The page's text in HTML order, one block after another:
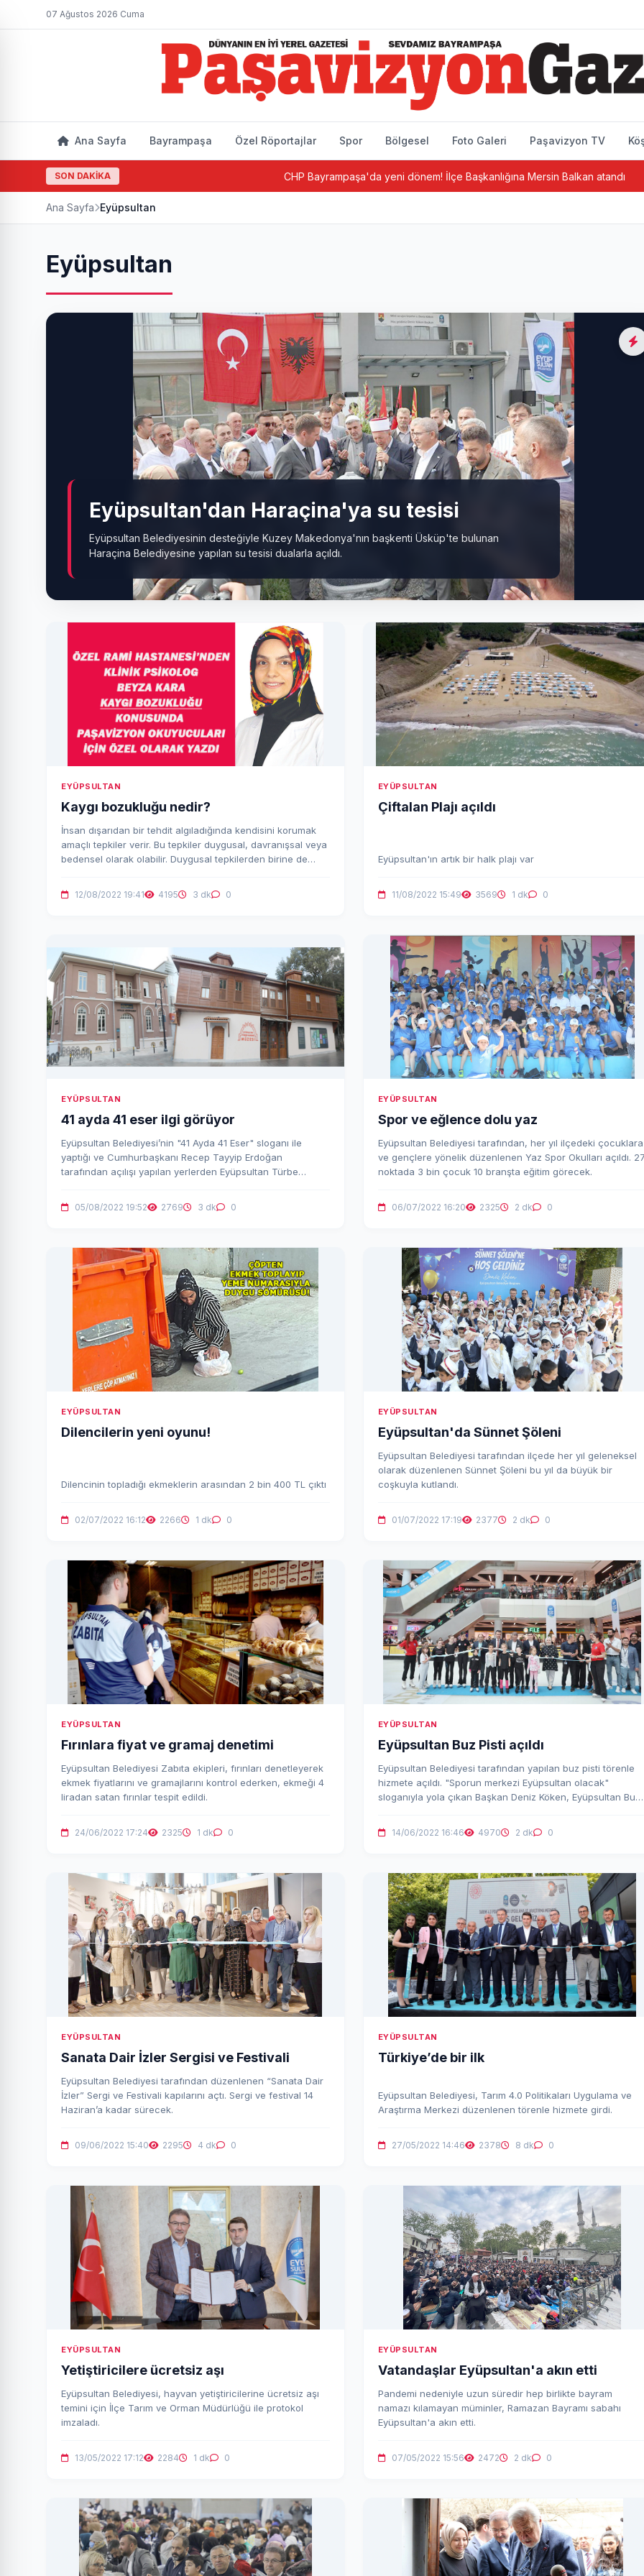
07 Ağustos 2026 Cuma
Ana Sayfa Bayrampaşa Özel Röportajlar Spor Bölgesel Foto Galeri Paşavizyon TV
SON DAKİKA CHP Bayrampaşa'da yeni dönem! İlçe Başkanlığına Mersin Balkan atandı Bayrampaşa
Ana Sayfa Eyüpsultan
Eyüpsultan
Eyüpsultan'dan Haraçina'ya su tesisi
Eyüpsultan Belediyesinin desteğiyle Kuzey Makedonya'nın başkenti Üsküp'te bulunan
Haraçina Belediyesine yapılan su tesisi dualarla açıldı.
EYÜPSULTAN
Kaygı bozukluğu nedir?
İnsan dışarıdan bir tehdit algıladığında kendisini korumak
amaçlı tepkiler verir. Bu tepkiler duygusal, davranışsal veya
bedensel olarak olabilir. Duygusal tepkilerden birine de
12/08/2022 19:41 4195 3 dk 0
EYÜPSULTAN
Çiftalan Plajı açıldı
Eyüpsultan'ın artık bir halk plajı var
11/08/2022 15:49 3569 1 dk 0
EYÜPSULTAN
41 ayda 41 eser ilgi görüyor
Eyüpsultan Belediyesi’nin "41 Ayda 41 Eser" sloganı ile
yaptığı ve Cumhurbaşkanı Recep Tayyip Erdoğan
tarafından açılışı yapılan yerlerden Eyüpsultan Türbe
05/08/2022 19:52 2769 3 dk 0
EYÜPSULTAN
Spor ve eğlence dolu yaz
Eyüpsultan Belediyesi tarafından, her yıl ilçedeki çocuklara
ve gençlere yönelik düzenlenen Yaz Spor Okulları açıldı.
noktada 3 bin çocuk 10 branşta eğitim görecek.
06/07/2022 16:20 2325 2 dk 0
EYÜPSULTAN
Dilencilerin yeni oyunu!
Dilencinin topladığı ekmeklerin arasından 2 bin 400 TL çıktı
02/07/2022 16:12 2266 1 dk 0
EYÜPSULTAN
Eyüpsultan'da Sünnet Şöleni
Eyüpsultan Belediyesi tarafından ilçede her yıl geleneksel
olarak düzenlenen Sünnet Şöleni bu yıl da büyük bir
coşkuyla kutlandı.
01/07/2022 17:19 2377 2 dk 0
EYÜPSULTAN
Fırınlara fiyat ve gramaj denetimi
Eyüpsultan Belediyesi Zabıta ekipleri, fırınları denetleyerek
ekmek fiyatlarını ve gramajlarını kontrol ederken, ekmeği 4
liradan satan fırınlar tespit edildi.
24/06/2022 17:24 2325 1 dk 0
EYÜPSULTAN
Eyüpsultan Buz Pisti açıldı
Eyüpsultan Belediyesi tarafından yapılan buz pisti törenle
hizmete açıldı. "Sporun merkezi Eyüpsultan olacak"
sloganıyla yola çıkan Başkan Deniz Köken, Eyüpsultan Buz
14/06/2022 16:46 4970 2 dk 0
EYÜPSULTAN
Sanata Dair İzler Sergisi ve Festivali
Eyüpsultan Belediyesi tarafından düzenlenen “Sanata Dair
İzler” Sergi ve Festivali kapılarını açtı. Sergi ve festival 14
Haziran’a kadar sürecek.
09/06/2022 15:40 2295 4 dk 0
EYÜPSULTAN
Türkiye’de bir ilk
Eyüpsultan Belediyesi, Tarım 4.0 Politikaları Uygulama ve
Araştırma Merkezi düzenlenen törenle hizmete girdi.
27/05/2022 14:46 2378 8 dk 0
EYÜPSULTAN
Yetiştiricilere ücretsiz aşı
Eyüpsultan Belediyesi, hayvan yetiştiricilerine ücretsiz aşı
temini için İlçe Tarım ve Orman Müdürlüğü ile protokol
imzaladı.
13/05/2022 17:12 2284 1 dk 0
EYÜPSULTAN
Vatandaşlar Eyüpsultan'a akın etti
Pandemi nedeniyle uzun süredir hep birlikte bayram
namazı kılamayan müminler, Ramazan Bayramı sabahı
Eyüpsultan'a akın etti.
07/05/2022 15:56 2472 2 dk 0